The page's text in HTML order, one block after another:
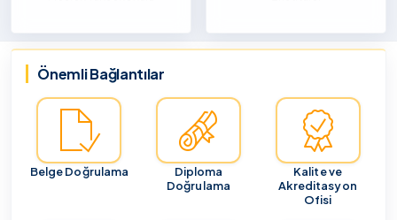
Önemli Bağlantılar
Belge Doğrulama
Diploma
Doğrulama
Kalite ve
Akreditasyon
Ofisi